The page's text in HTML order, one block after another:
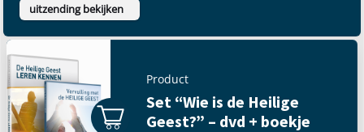
uitzending bekijken
Product
Set “Wie is de Heilige
Geest?” – dvd + boekje